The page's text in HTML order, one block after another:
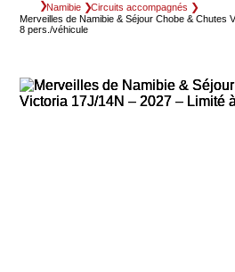
Namibie
Circuits accompagnés
Merveilles de Namibie & Séjour Chobe & Chutes
8 pers./véhicule